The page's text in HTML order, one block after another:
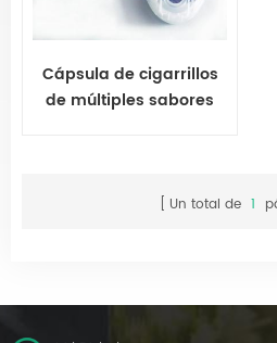
Cápsula de cigarrillos
de múltiples sabores
Un total de 1